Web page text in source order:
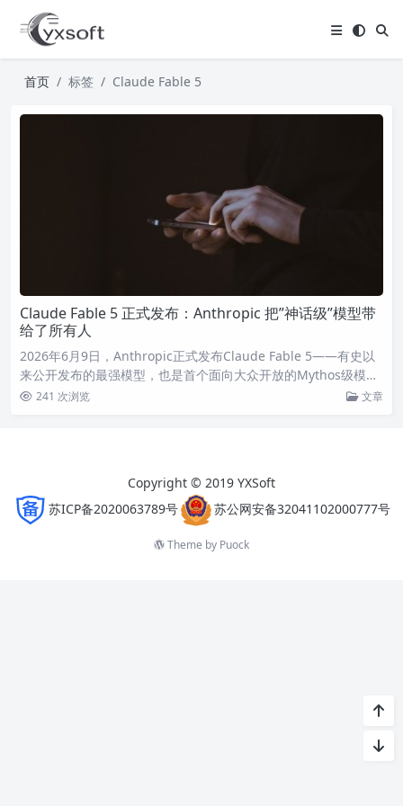
首页 标签 Claude Fable 5
Claude Fable 5 正式发布：Anthropic 把”神话级”模型带
给了所有人
2026年6月9日，Anthropic正式发布Claude Fable 5——有史以
来公开发布的最强模型，也是首个面向大众开放的Mythos级模
型。在软件工程、知识工作、视觉理解等多维度达到新SOTA。
241 次浏览 文章
Copyright © 2019 YXSoft
苏ICP备2020063789号
苏公网安备32041102000777号
Theme by Puock